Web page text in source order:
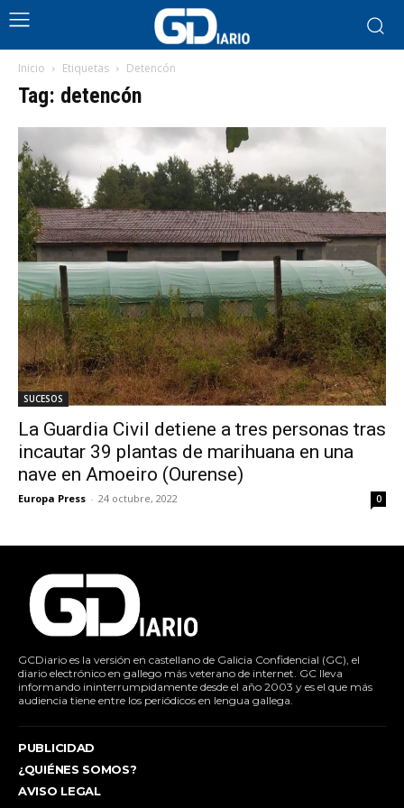
Inicio Etiquetas Detencón
Tag: detencón
SUCESOS
La Guardia Civil detiene a tres personas tras
incautar 39 plantas de marihuana en una
nave en Amoeiro (Ourense)
Europa Press - 24 octubre, 2022 0
GCDiario es la versión en castellano de Galicia Confidencial (GC), el
diario electrónico en gallego más veterano de internet. GC lleva
informando ininterrumpidamente desde el año 2003 y es el que más
audiencia tiene entre los periódicos en lengua gallega.
PUBLICIDAD
¿QUIÉNES SOMOS?
AVISO LEGAL